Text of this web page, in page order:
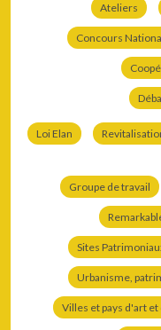
Ateliers
Concours
Loi Elan
Groupe de travail
Sites
Urbanisme,
Villes et pays d'art